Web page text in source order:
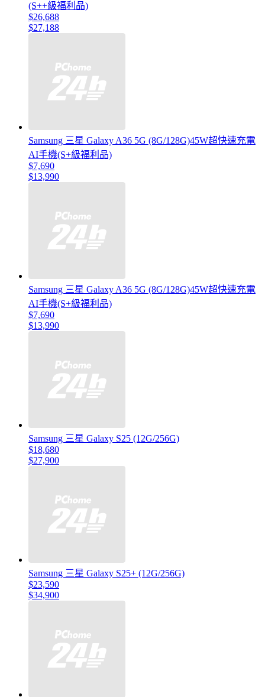
(S++級福利品)
$26,688
$27,188
Samsung 三星 Galaxy A36 5G (8G/128G)45W超快速充電
AI手機(S+級福利品)
$7,690
$13,990
Samsung 三星 Galaxy A36 5G (8G/128G)45W超快速充電
AI手機(S+級福利品)
$7,690
$13,990
Samsung 三星 Galaxy S25 (12G/256G)
$18,680
$27,900
Samsung 三星 Galaxy S25+ (12G/256G)
$23,590
$34,900